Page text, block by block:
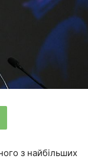
з найбільших